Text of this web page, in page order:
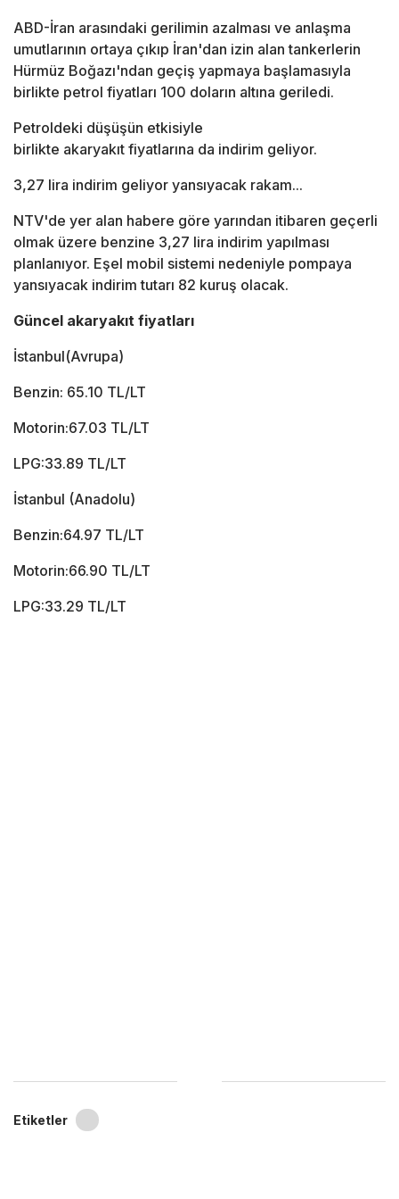
ABD-İran arasındaki gerilimin azalması ve anlaşma
umutlarının ortaya çıkıp İran'dan izin alan tankerlerin
Hürmüz Boğazı'ndan geçiş yapmaya başlamasıyla
birlikte petrol fiyatları 100 doların altına geriledi.
Petroldeki düşüşün etkisiyle
birlikte akaryakıt fiyatlarına da indirim geliyor.
3,27 lira indirim geliyor yansıyacak rakam...
NTV'de yer alan habere göre yarından itibaren geçerli
olmak üzere benzine 3,27 lira indirim yapılması
planlanıyor. Eşel mobil sistemi nedeniyle pompaya
yansıyacak indirim tutarı 82 kuruş olacak.
Güncel akaryakıt fiyatları
İstanbul(Avrupa)
Benzin: 65.10 TL/LT
Motorin:67.03 TL/LT
LPG:33.89 TL/LT
İstanbul (Anadolu)
Benzin:64.97 TL/LT
Motorin:66.90 TL/LT
LPG:33.29 TL/LT
Etiketler